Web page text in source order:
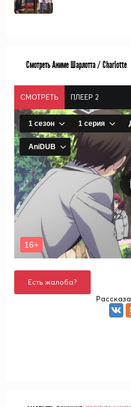
Смотреть Аниме Шарлотта / Charlotte
СМОТРЕТЬ ПЛЕЕР 2
Есть жалоба?